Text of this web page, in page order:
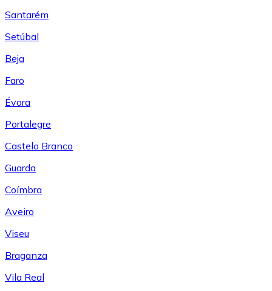
Santarém
Setúbal
Beja
Faro
Évora
Portalegre
Castelo Branco
Guarda
Coímbra
Aveiro
Viseu
Braganza
Vila Real